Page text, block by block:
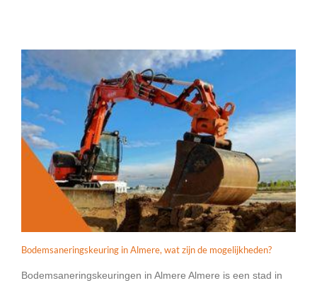
Bodemsaneringskeuring in Almere, wat zijn de mogelijkheden?
Bodemsaneringskeuringen in Almere Almere is een stad in